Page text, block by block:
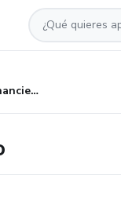
El Despertar Financiero